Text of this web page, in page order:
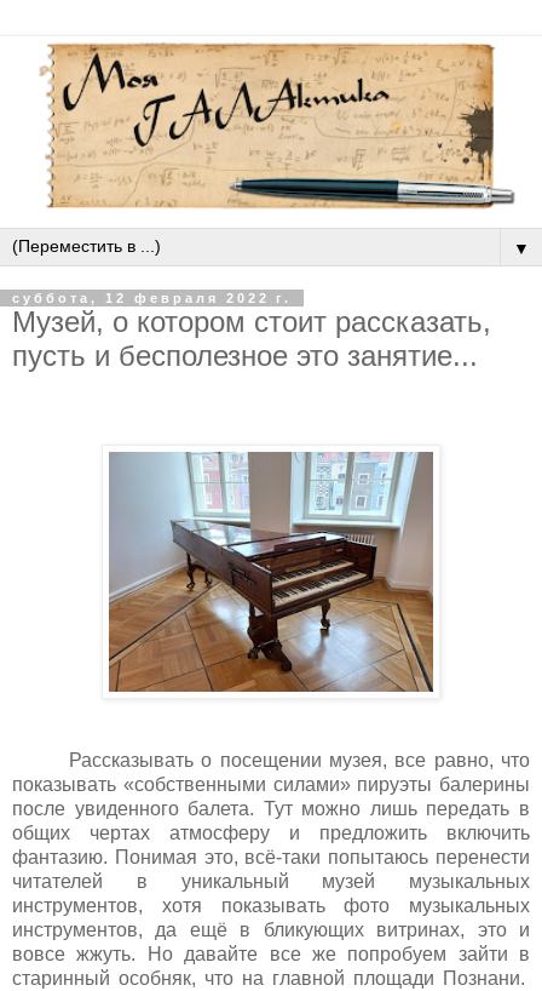
▼
суббота, 12 февраля 2022 г.
Музей, о котором стоит рассказать,
пусть и бесполезное это занятие...
Рассказывать о посещении музея, все равно, что
показывать «собственными силами» пируэты балерины
после увиденного балета. Тут можно лишь передать в
общих чертах атмосферу и предложить включить
фантазию. Понимая это, всё-таки попытаюсь перенести
читателей в уникальный музей музыкальных
инструментов, хотя показывать фото музыкальных
инструментов, да ещё в бликующих витринах, это и
вовсе жжуть. Но давайте все же попробуем зайти в
старинный особняк, что на главной площади Познани.